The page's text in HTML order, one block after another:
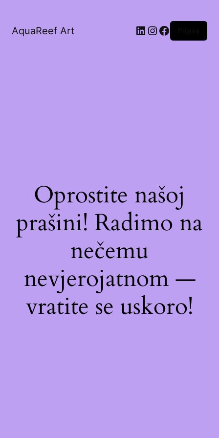
AquaReef Art
Oprostite našoj
prašini! Radimo na
nečemu
nevjerojatnom —
vratite se uskoro!